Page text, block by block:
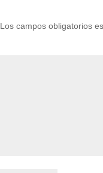
Los campos obligatorios